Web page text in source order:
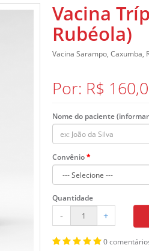
Vacina
Rubéola)
Vacina Sarampo, Caxumba,
Por: R$
Nome do paciente
Convênio
Quantidade
- +
0